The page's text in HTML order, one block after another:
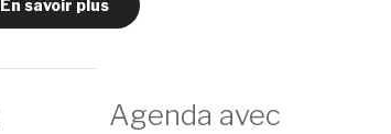
En savoir plus
Agenda avec